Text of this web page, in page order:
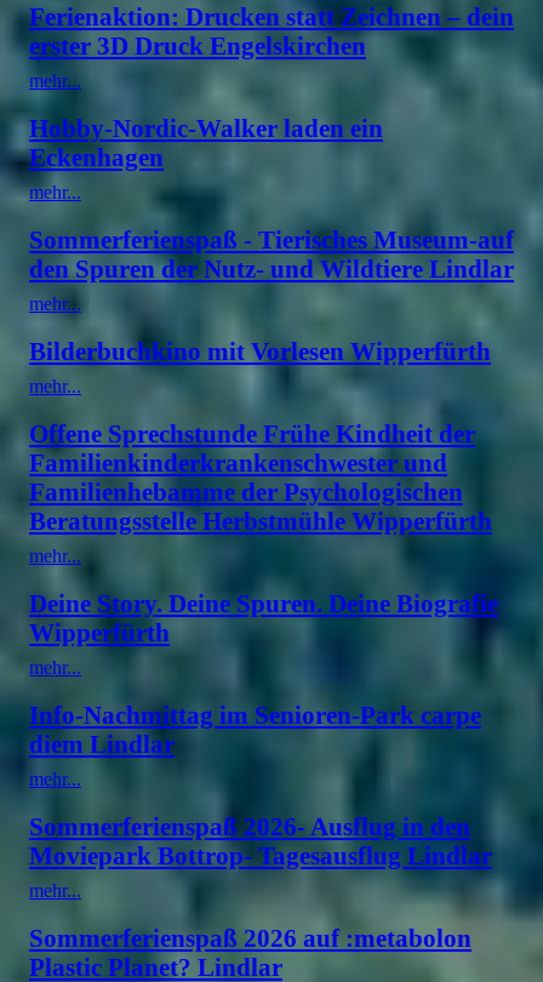
Ferienaktion: Drucken statt Zeichnen – dein
erster 3D Druck Engelskirchen
mehr...
Hobby-Nordic-Walker laden ein
Eckenhagen
mehr...
Sommerferienspaß - Tierisches Museum-auf
den Spuren der Nutz- und Wildtiere Lindlar
mehr...
Bilderbuchkino mit Vorlesen Wipperfürth
mehr...
Offene Sprechstunde Frühe Kindheit der
Familienkinderkrankenschwester und
Familienhebamme der Psychologischen
Beratungsstelle Herbstmühle Wipperfürth
mehr...
Deine Story. Deine Spuren. Deine Biografie
Wipperfürth
mehr...
Info-Nachmittag im Senioren-Park carpe
diem Lindlar
mehr...
Sommerferienspaß 2026- Ausflug in den
Moviepark Bottrop- Tagesausflug Lindlar
mehr...
Sommerferienspaß 2026 auf :metabolon
Plastic Planet? Lindlar